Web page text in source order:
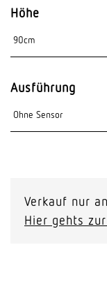
Höhe
Ausführung
Verkauf nur
Hier gehts